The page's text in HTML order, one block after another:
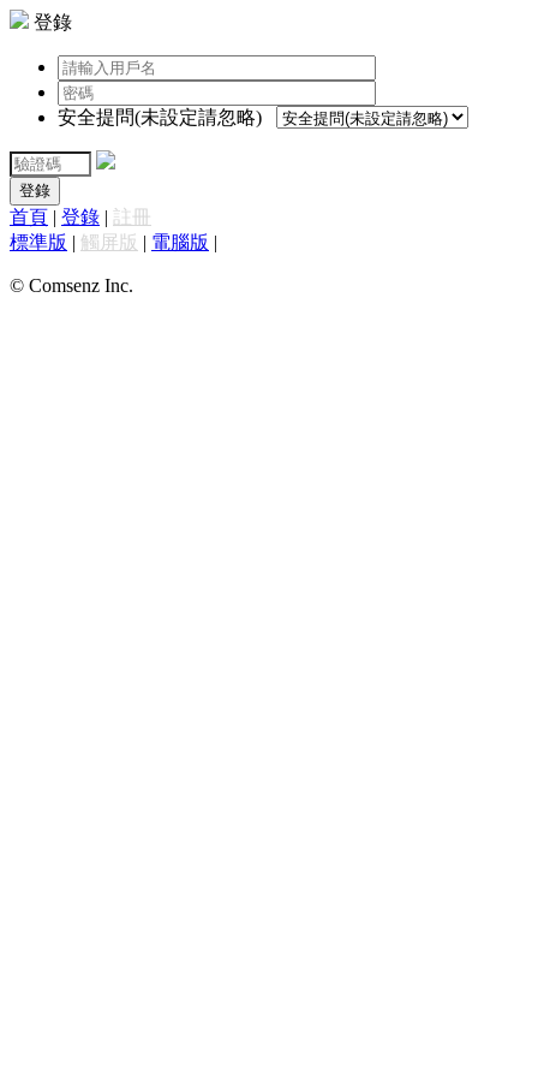
登錄
安全提問(未設定請忽略)
登錄
首頁 | 登錄 | 註冊
標準版 | 觸屏版 | 電腦版 |
© Comsenz Inc.